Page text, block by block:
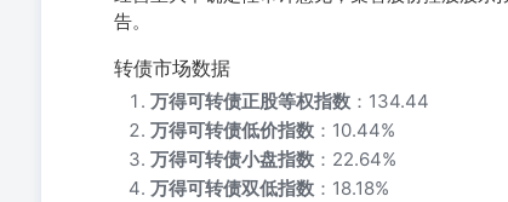
告。
转债市场数据
万得可转债正股等权指数 ：134.44
万得可转债低价指数 ：10.44%
万得可转债小盘指数 ：22.64%
万得可转债双低指数 ：18.18%